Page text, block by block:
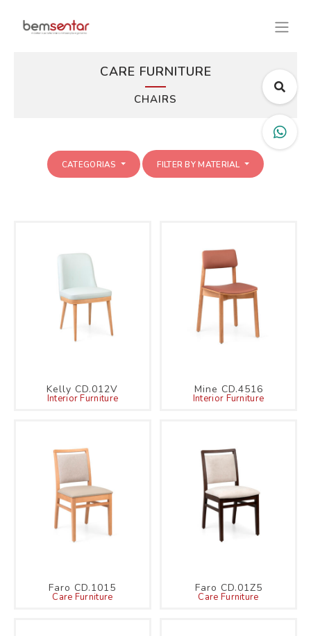
CARE FURNITURE
CHAIRS
CATEGORIAS FILTER BY MATERIAL
Kelly CD.012V
Interior Furniture
Mine CD.4516
Interior Furniture
Faro CD.1015
Care Furniture
Faro CD.01Z5
Care Furniture